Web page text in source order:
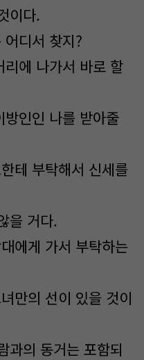
이다.
디서 찾지?
에 나가서 바로 할
인인 나를 받아줄
테 부탁해서 신세를
을 거다.
에게 가서 부탁하는
만의 선이 있을 것이
과의 동거는 포함되